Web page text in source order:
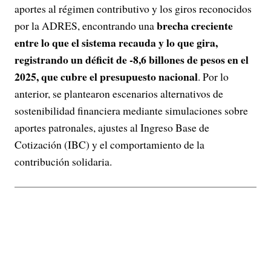
aportes al régimen contributivo y los giros reconocidos
por la ADRES, encontrando unabrecha creciente
entre lo que el sistema recauda y lo que gira,
registrando un déficit de -8,6 billones de pesos en el
2025, que cubre el presupuesto nacional. Por lo
anterior, se plantearon escenarios alternativos de
sostenibilidad financiera mediante simulaciones sobre
aportes patronales, ajustes al Ingreso Base de
Cotización (IBC) y el comportamiento de la
contribución solidaria.